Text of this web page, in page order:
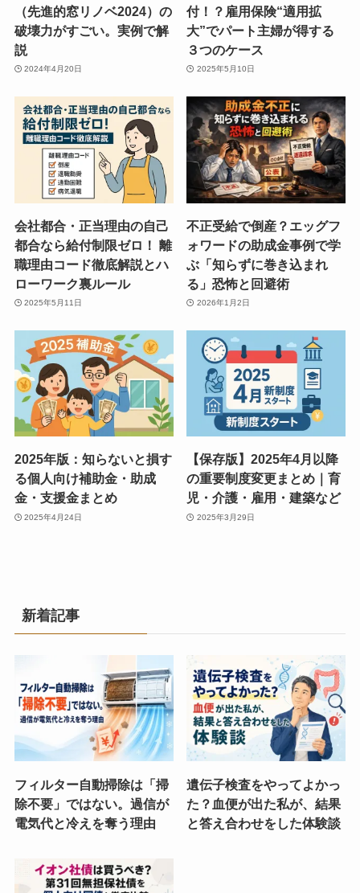
（先進的窓リノベ2024）の
破壊力がすごい。実例で解
説
2024年4月20日
付！？雇用保険“適用拡
大”でパート主婦が得する
３つのケース
2025年5月10日
会社都合・正当理由の自己
都合なら給付制限ゼロ！ 離
職理由コード徹底解説とハ
ローワーク裏ルール
2025年5月11日
不正受給で倒産？エッグフ
ォワードの助成金事例で学
ぶ「知らずに巻き込まれ
る」恐怖と回避術
2026年1月2日
2025年版：知らないと損す
る個人向け補助金・助成
金・支援金まとめ
2025年4月24日
【保存版】2025年4月以降
の重要制度変更まとめ｜育
児・介護・雇用・建築など
2025年3月29日
新着記事
フィルター自動掃除は「掃
除不要」ではない。過信が
電気代と冷えを奪う理由
遺伝子検査をやってよかっ
た？血便が出た私が、結果
と答え合わせをした体験談